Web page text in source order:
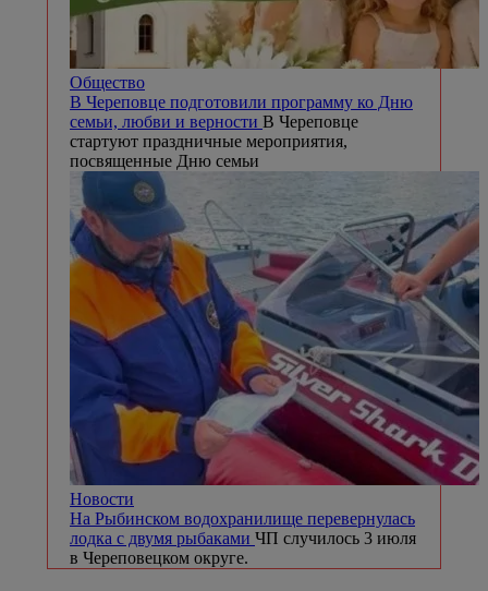
Общество
В Череповце подготовили программу ко Дню
семьи, любви и верности В Череповце
стартуют праздничные мероприятия,
посвященные Дню семьи
Новости
На Рыбинском водохранилище перевернулась
лодка с двумя рыбаками ЧП случилось 3 июля
в Череповецком округе.